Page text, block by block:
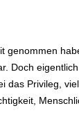
genommen
Doch
das Privileg,